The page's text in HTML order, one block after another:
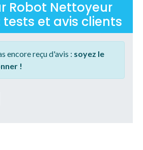
Robot Nettoyeur
tests et avis clients
encore reçu d'avis : soyez le
!